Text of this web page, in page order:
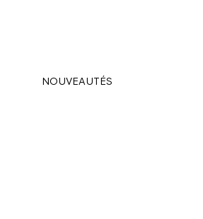
NOUVEAUTÉS